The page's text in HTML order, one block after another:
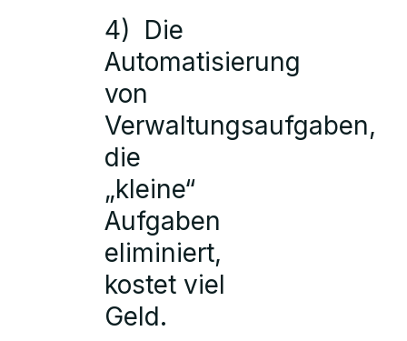
4) Die
Automatisierung
von
Verwaltungsaufgaben,
die
„kleine“
Aufgaben
eliminiert,
kostet viel
Geld.